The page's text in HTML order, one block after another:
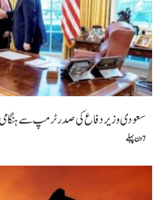
سعودی وزیر دفاع کی صدر ٹرمپ سے ہنگامی
7 دن پہلے